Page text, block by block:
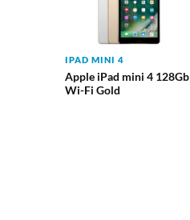
IPAD MINI 4
Apple iPad mini 4 128Gb
Wi-Fi Gold